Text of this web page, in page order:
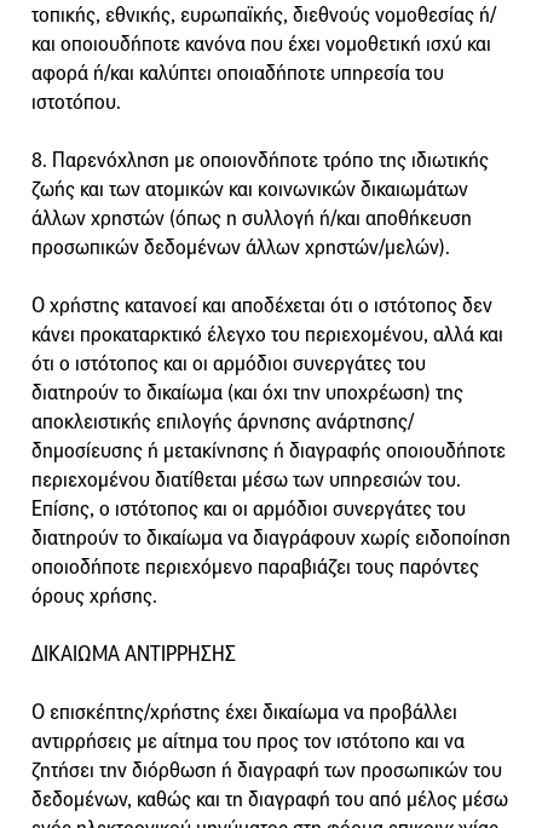
τοπικής, εθνικής, ευρωπαϊκής, διεθνούς νομοθεσίας ή/
και οποιουδήποτε κανόνα που έχει νομοθετική ισχύ και
αφορά ή/και καλύπτει οποιαδήποτε υπηρεσία του
ιστοτόπου.
8. Παρενόχληση με οποιονδήποτε τρόπο της ιδιωτικής
ζωής και των ατομικών και κοινωνικών δικαιωμάτων
άλλων χρηστών (όπως η συλλογή ή/και αποθήκευση
προσωπικών δεδομένων άλλων χρηστών/μελών).
Ο χρήστης κατανοεί και αποδέχεται ότι ο ιστότοπος δεν
κάνει προκαταρκτικό έλεγχο του περιεχομένου, αλλά και
ότι ο ιστότοπος και οι αρμόδιοι συνεργάτες του
διατηρούν το δικαίωμα (και όχι την υποχρέωση) της
αποκλειστικής επιλογής άρνησης ανάρτησης/
δημοσίευσης ή μετακίνησης ή διαγραφής οποιουδήποτε
περιεχομένου διατίθεται μέσω των υπηρεσιών του.
Επίσης, ο ιστότοπος και οι αρμόδιοι συνεργάτες του
διατηρούν το δικαίωμα να διαγράφουν χωρίς ειδοποίηση
οποιοδήποτε περιεχόμενο παραβιάζει τους παρόντες
όρους χρήσης.
ΔΙΚΑΙΩΜΑ ΑΝΤΙΡΡΗΣΗΣ
Ο επισκέπτης/χρήστης έχει δικαίωμα να προβάλλει
αντιρρήσεις με αίτημα του προς τον ιστότοπο και να
ζητήσει την διόρθωση ή διαγραφή των προσωπικών του
δεδομένων, καθώς και τη διαγραφή του από μέλος μέσω